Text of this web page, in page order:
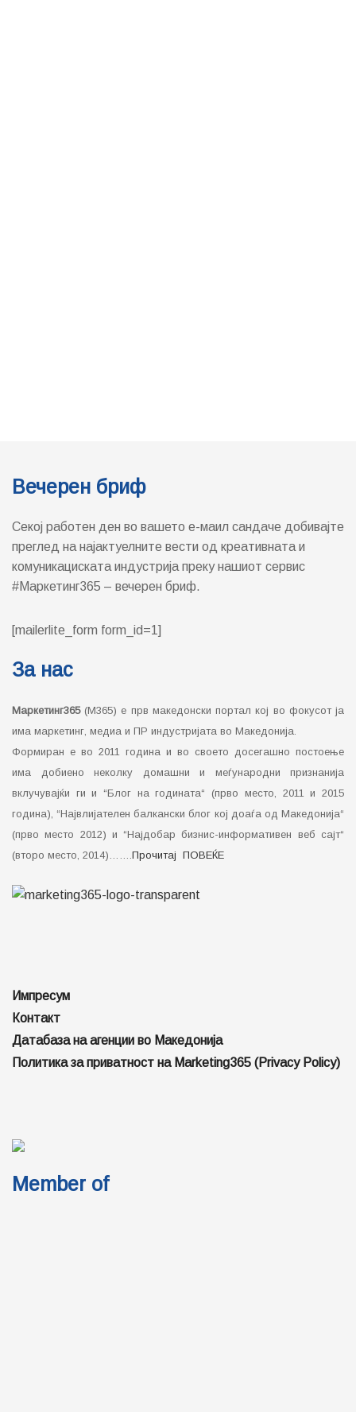
Вечерен бриф
Секој работен ден во вашето е-маил сандаче добивајте
преглед на најактуелните вести од креативната и
комуникациската индустрија преку нашиот сервис
#Маркетинг365 – вечерен бриф.
[mailerlite_form form_id=1]
За нас
Маркетинг365(М365) е прв македонски портал кој во фокусот ја
има маркетинг, медиа и ПР индустријата во Македонија.
Формиран е во 2011 година и во своето досегашно постоење
има добиено неколку домашни и меѓународни признанија
вклучувајќи ги и “Блог на годината“ (прво место, 2011 и 2015
година), “Највлијателен балкански блог кој доаѓа од Македонија“
(прво место 2012) и “Најдобар бизнис-информативен веб сајт“
(второ место, 2014)…….Прочитај ПОВЕЌЕ
Импресум
Контакт
Датабаза на агенции во Македонија
Политика за приватност на Marketing365 (Privacy Policy)
Member of